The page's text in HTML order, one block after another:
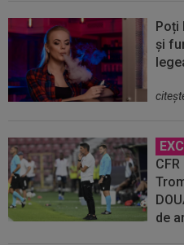
Poți
și
de